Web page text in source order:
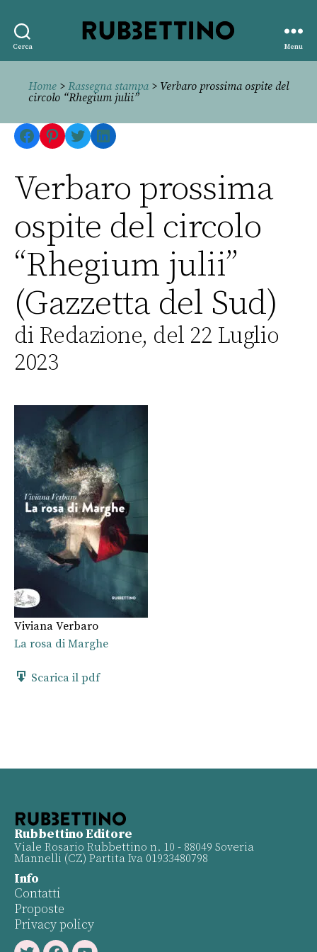
Cerca
editore
Menu
Home > Rassegna stampa> Verbaro prossima ospite del
circolo “Rhegium julii”
Facebook
Pinterest
TwitterLinkedIn
Verbaro prossima
ospite del circolo
“Rhegium julii”
(Gazzetta del Sud)
di Redazione, del 22 Luglio
2023
Viviana Verbaro
La rosa di Marghe
Scarica il pdf
Rubbettino Editore
Viale Rosario Rubbettino n. 10 - 88049 Soveria
Mannelli (CZ) Partita Iva 01933480798
Info
Contatti
Proposte
Privacy policy